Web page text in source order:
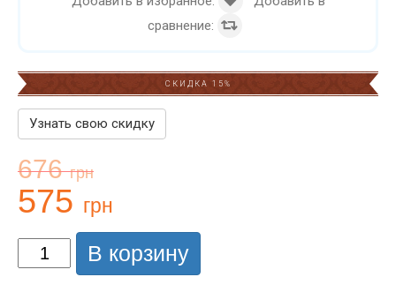
сравнение:
СКИДКА 15%
Узнать свою скидку
676грн
575 грн
В корзину